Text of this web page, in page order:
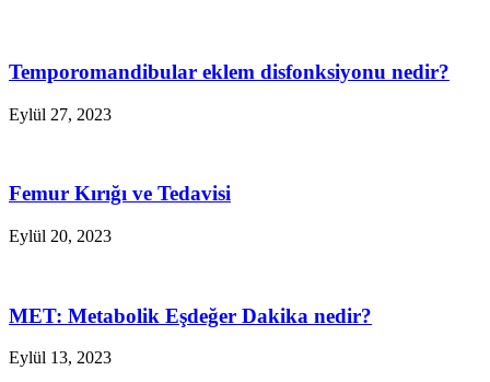
Temporomandibular eklem disfonksiyonu nedir?
Eylül 27, 2023
Femur Kırığı ve Tedavisi
Eylül 20, 2023
MET: Metabolik Eşdeğer Dakika nedir?
Eylül 13, 2023